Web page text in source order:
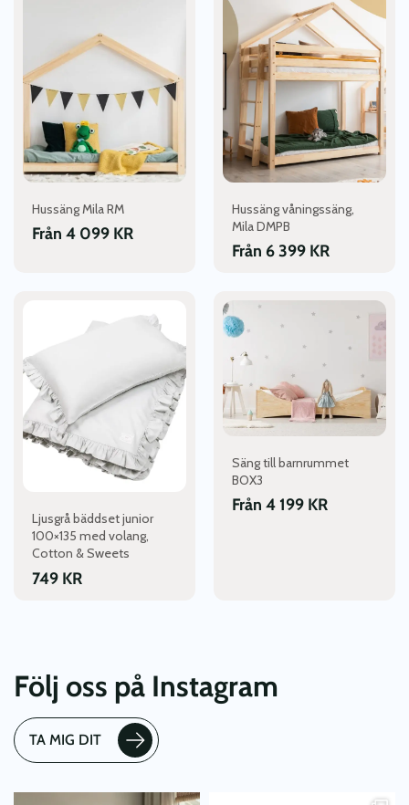
Hussäng Mila RM
Från 4 099 KR
flera
varianter.
olika
alternativen
kan
produktsidan
Hussäng våningssäng,
Mila DMPB
Från 6 399 KR
här
produkten
har
flera
varianter.
De
olika
alternativen
kan
produktsidan
Ljusgrå bäddset junior
100×135 med volang,
Cotton & Sweets
749 KR
Säng till barnrummet
BOX3
Från 4 199 KR
Den
här
produkten
har
flera
varianter.
De
alternativen
kan
väljas
Följ oss på Instagram
TA MIG DIT